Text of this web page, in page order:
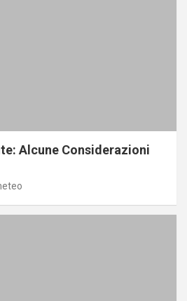
Alcune Considerazioni